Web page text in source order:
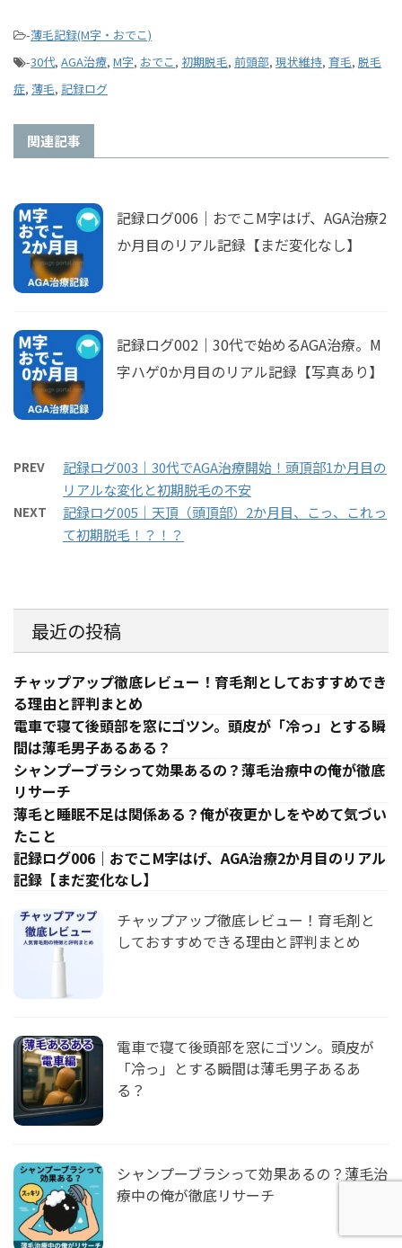
-薄毛記録(M字・おでこ)
-30代, AGA治療, M字, おでこ, 初期脱毛, 前頭部, 現状維持, 育毛, 脱毛
症, 薄毛, 記録ログ
関連記事
記録ログ006｜おでこM字はげ、AGA治療2
か月目のリアル記録【まだ変化なし】
記録ログ002｜30代で始めるAGA治療。M
字ハゲ0か月目のリアル記録【写真あり】
PREV
記録ログ003｜30代でAGA治療開始！頭頂部1か月目の
リアルな変化と初期脱毛の不安
NEXT
記録ログ005｜天頂（頭頂部）2か月目、こっ、これっ
て初期脱毛！？！？
最近の投稿
チャップアップ徹底レビュー！育毛剤としておすすめでき
る理由と評判まとめ
電車で寝て後頭部を窓にゴツン。頭皮が「冷っ」とする瞬
間は薄毛男子あるある？
シャンプーブラシって効果あるの？薄毛治療中の俺が徹底
リサーチ
薄毛と睡眠不足は関係ある？俺が夜更かしをやめて気づい
たこと
記録ログ006｜おでこM字はげ、AGA治療2か月目のリアル
記録【まだ変化なし】
チャップアップ徹底レビュー！育毛剤と
しておすすめできる理由と評判まとめ
電車で寝て後頭部を窓にゴツン。頭皮が
「冷っ」とする瞬間は薄毛男子あるあ
る？
シャンプーブラシって効果あるの？薄毛治
療中の俺が徹底リサーチ